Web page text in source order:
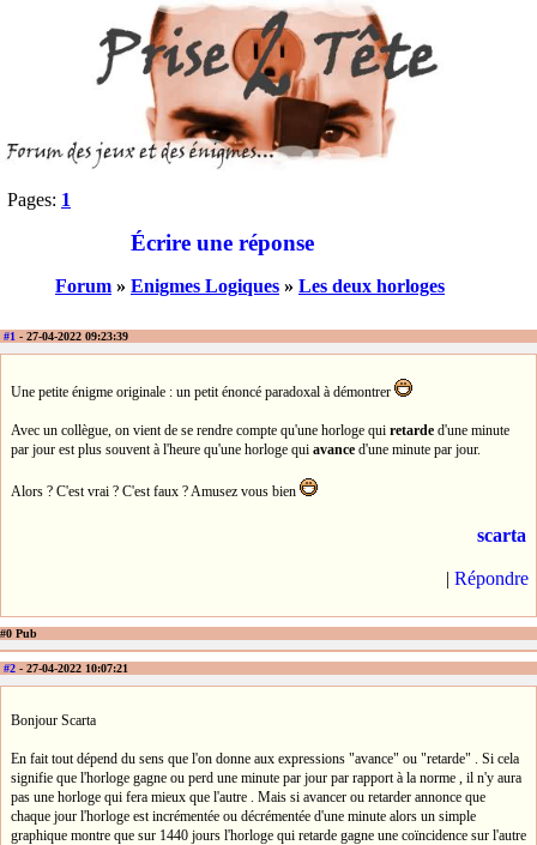
Pages: 1
Écrire une réponse
Forum » Enigmes Logiques » Les deux horloges
#1 - 27-04-2022 09:23:39
Une petite énigme originale : un petit énoncé paradoxal à démontrer
Avec un collègue, on vient de se rendre compte qu'une horloge qui retarde d'une minute
par jour est plus souvent à l'heure qu'une horloge qui avance d'une minute par jour.
Alors ? C'est vrai ? C'est faux ? Amusez vous bien
scarta
| Répondre
#0 Pub
#2 - 27-04-2022 10:07:21
Bonjour Scarta
En fait tout dépend du sens que l'on donne aux expressions "avance" ou "retarde" . Si cela
signifie que l'horloge gagne ou perd une minute par jour par rapport à la norme , il n'y aura
pas une horloge qui fera mieux que l'autre . Mais si avancer ou retarder annonce que
chaque jour l'horloge est incrémentée ou décrémentée d'une minute alors un simple
graphique montre que sur 1440 jours l'horloge qui retarde gagne une coïncidence sur l'autre